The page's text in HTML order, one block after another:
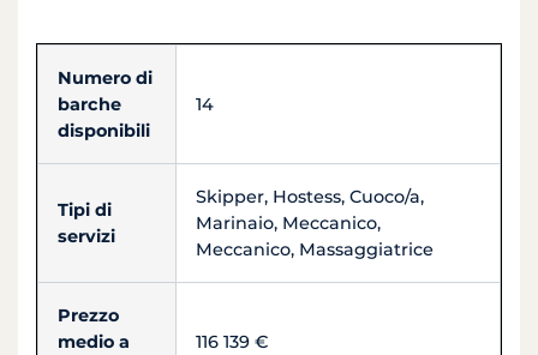
Numero di
barche
disponibili
14
Tipi di
servizi
Skipper, Hostess, Cuoco/a,
Marinaio, Meccanico,
Meccanico, Massaggiatrice
Prezzo
medio a
116 139 €